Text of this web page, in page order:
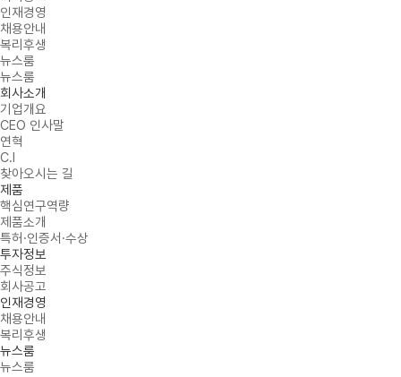
인재경영
채용안내
복리후생
뉴스룸
뉴스룸
회사소개
기업개요
CEO 인사말
연혁
C.I
찾아오시는 길
제품
핵심연구역량
제품소개
특허·인증서·수상
투자정보
주식정보
회사공고
인재경영
채용안내
복리후생
뉴스룸
뉴스룸